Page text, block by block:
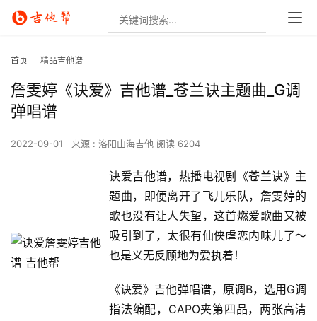
首页 精品吉他谱
詹雯婷《诀爱》吉他谱_苍兰诀主题曲_G调
弹唱谱
2022-09-01 来源 : 洛阳山海吉他 阅读 6204
诀爱吉他谱，热播电视剧《苍兰诀》主
题曲，即便离开了飞儿乐队，詹雯婷的
歌也没有让人失望，这首燃爱歌曲又被
吸引到了，太很有仙侠虐恋内味儿了～
也是义无反顾地为爱执着！
《诀爱》吉他弹唱谱，原调B，选用G调
指法编配，CAPO夹第四品，两张高清